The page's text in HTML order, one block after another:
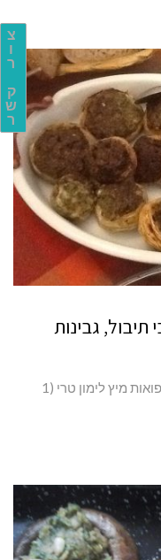
צ
ו
ר
ק
ש
ר
גבינות
מצרכים ל 6 מנות: 12 תחתיות ארטישוק קפואות מיץ לימון טרי (1